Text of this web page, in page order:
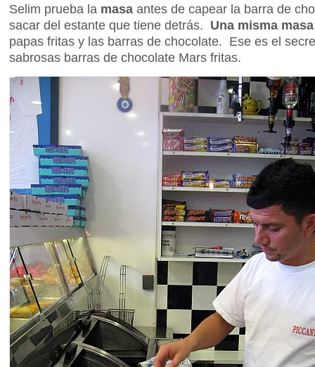
Selim prueba la masa antes de capear la barra de
sacar del estante que tiene detrás. Una misma
papas fritas y las barras de chocolate. Ese es el
sabrosas barras de chocolate Mars fritas.